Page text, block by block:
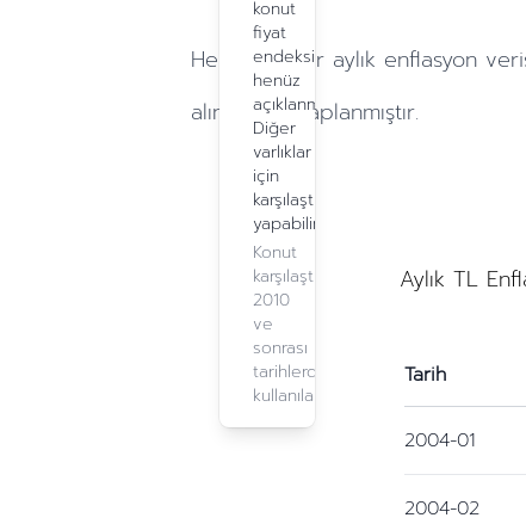
konut
fiyat
endeksi
henüz
açıklanmadı.
Diğer
varlıklar
için
karşılaştırma
yapabilirsiniz.
Konut
karşılaştırma,
2010
ve
sonrası
tarihlerde
kullanılabilir.
Hesaplamalar aylık enflasyon
alınarak hesaplanmıştır.
Aylık TL
Tarih
2004-01
2004-02